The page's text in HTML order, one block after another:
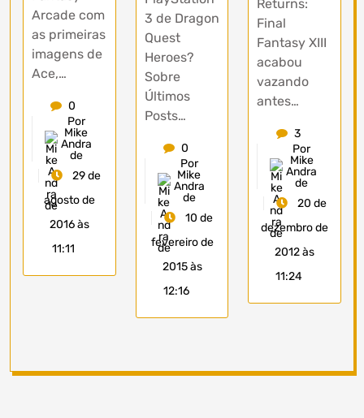
Arcade com
as primeiras
imagens de
Ace,…
0
Por
Mike
Andra
de
29 de
agosto de
2016 às
11:11
3 de Dragon
Quest
Heroes?
Sobre
Últimos
Posts…
0
Por
Mike
Andra
de
10 de
fevereiro de
2015 às
12:16
Returns:
Final
Fantasy XIII
acabou
vazando
antes…
3
Por
Mike
Andra
de
20 de
dezembro de
2012 às
11:24